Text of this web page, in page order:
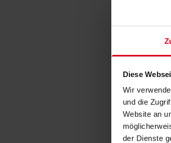
Diese
Wir
und die
Website an
der Dienste